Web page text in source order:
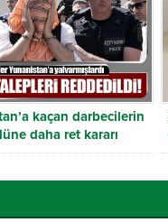
kaçan darbecilerin
daha ret kararı